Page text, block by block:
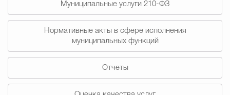
Новости Обращения граждан
Муниципальные услуги 210-ФЗ
Нормативные акты в сфере исполнения
муниципальных функций
Отчеты